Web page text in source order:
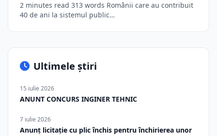
2 minutes read 313 words Românii care au contribuit
40 de ani la sistemul public…
Ultimele știri
15 iulie 2026
ANUNT CONCURS INGINER TEHNIC
7 iulie 2026
Anunț licitație cu plic închis pentru închirierea unor